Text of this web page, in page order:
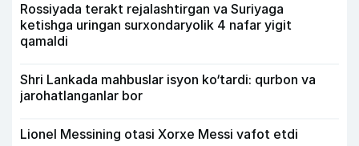
Rossiyada terakt rejalashtirgan va Suriyaga
ketishga uringan surxondaryolik 4 nafar yigit
qamaldi
Shri Lankada mahbuslar isyon ko‘tardi: qurbon va
jarohatlanganlar bor
Lionel Messining otasi Xorxe Messi vafot etdi